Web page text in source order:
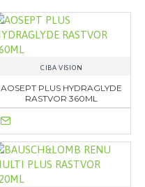
CIBA VISION
AOSEPT PLUS HYDRAGLYDE
RASTVOR 360ML